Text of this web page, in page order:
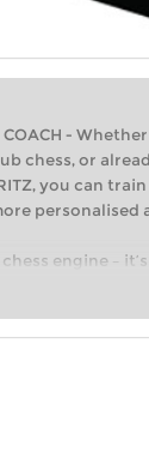
COACH -
chess, or
you can
personalised
engine –
first steps into
and with a